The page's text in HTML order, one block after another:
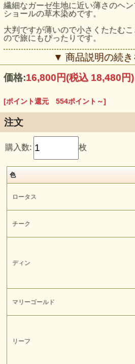
繊細なガーゼ生地に近い薄さのヘ
ショールの草木染めです。
大判ですが薄いので小さくたたむ
ので旅にもぴったりです。
紫外線よけに使ったり、肌寒い時
の波動を十分に感じられますよ。
（マリーゴールド、ライトインディ
▼ 商品説明の続
価格:16,800円(税込 18,480円)
[ポイント還元 554ポイント～]
注文
購入数: 枚
色
ロータス
チーク
ディン
マリーゴールド
リーフ